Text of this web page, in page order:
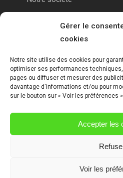
Gérer le
cookies
Notre site utilise des cookies pour
optimiser ses performances
pages ou diffuser et mesurer des
davantage d'informations et/ou pour
sur le bouton sur « Voir les préférences
Accepter les
Voir les
Portail alu Saint-Omer
Clôture 62
Garde-corps pas de calais
Mentions Légales